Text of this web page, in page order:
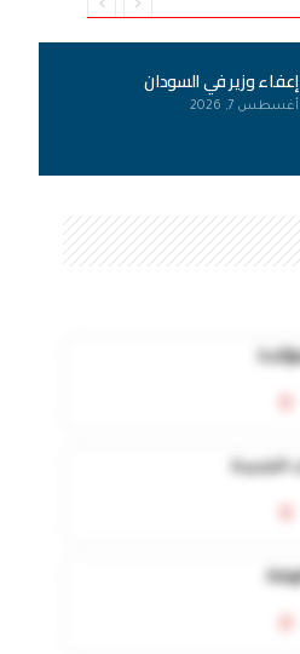
إعفاء وزير في السودان
أغسطس 7, 2026